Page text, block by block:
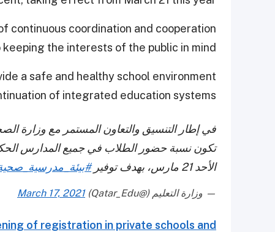
continuous coordination and cooperation
keeping the interests of the public in mind.
a safe and healthy school environment
of integrated education systems.
في إطار التنسيق والتعاون المستمر مع وزارة
الأحد 21 مارس، بهدف توفير
— وزارة التعليم (@Qatar_Edu) March 17, 2021
of registration in private schools and